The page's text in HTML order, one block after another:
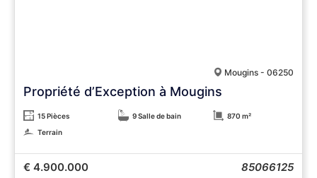
Mougins - 06250
Propriété d’Exception à Mougins
15 Pièces 9 Salle de bain
870 m²
Terrain
€ 4.900.000 85066125